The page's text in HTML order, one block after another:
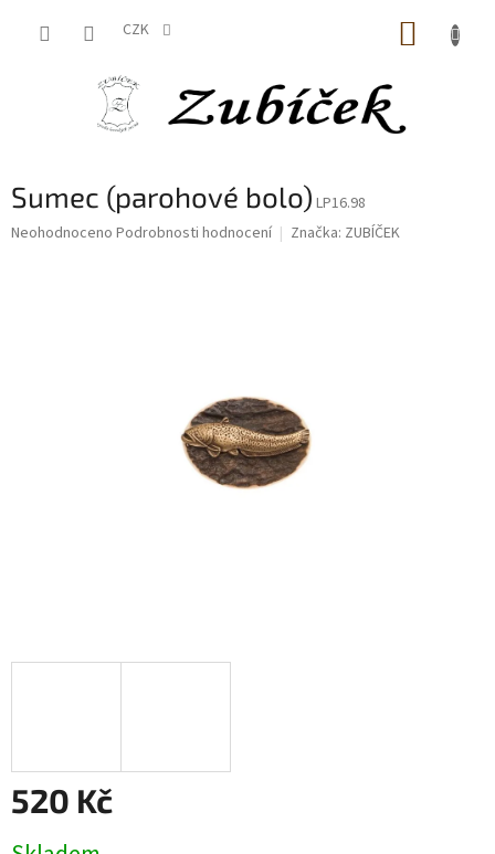
CZK
Sumec (parohové bolo) LP16.98
Průměrné
Neohodnoceno Podrobnosti hodnocení Značka: ZUBÍČEK
520 Kč